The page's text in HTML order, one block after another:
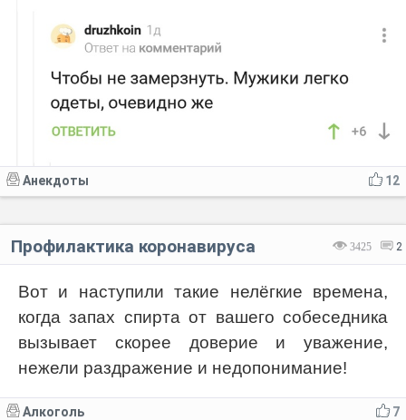
12
Анекдоты
3425 2
Профилактика коронавируса
Вот и наступили такие нелёгкие времена,
когда запах спирта от вашего собеседника
вызывает скорее доверие и уважение,
нежели раздражение и недопонимание!
7
Алкоголь